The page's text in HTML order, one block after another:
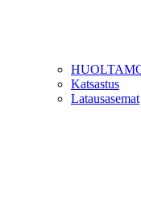
Katsastus
Latausasemat